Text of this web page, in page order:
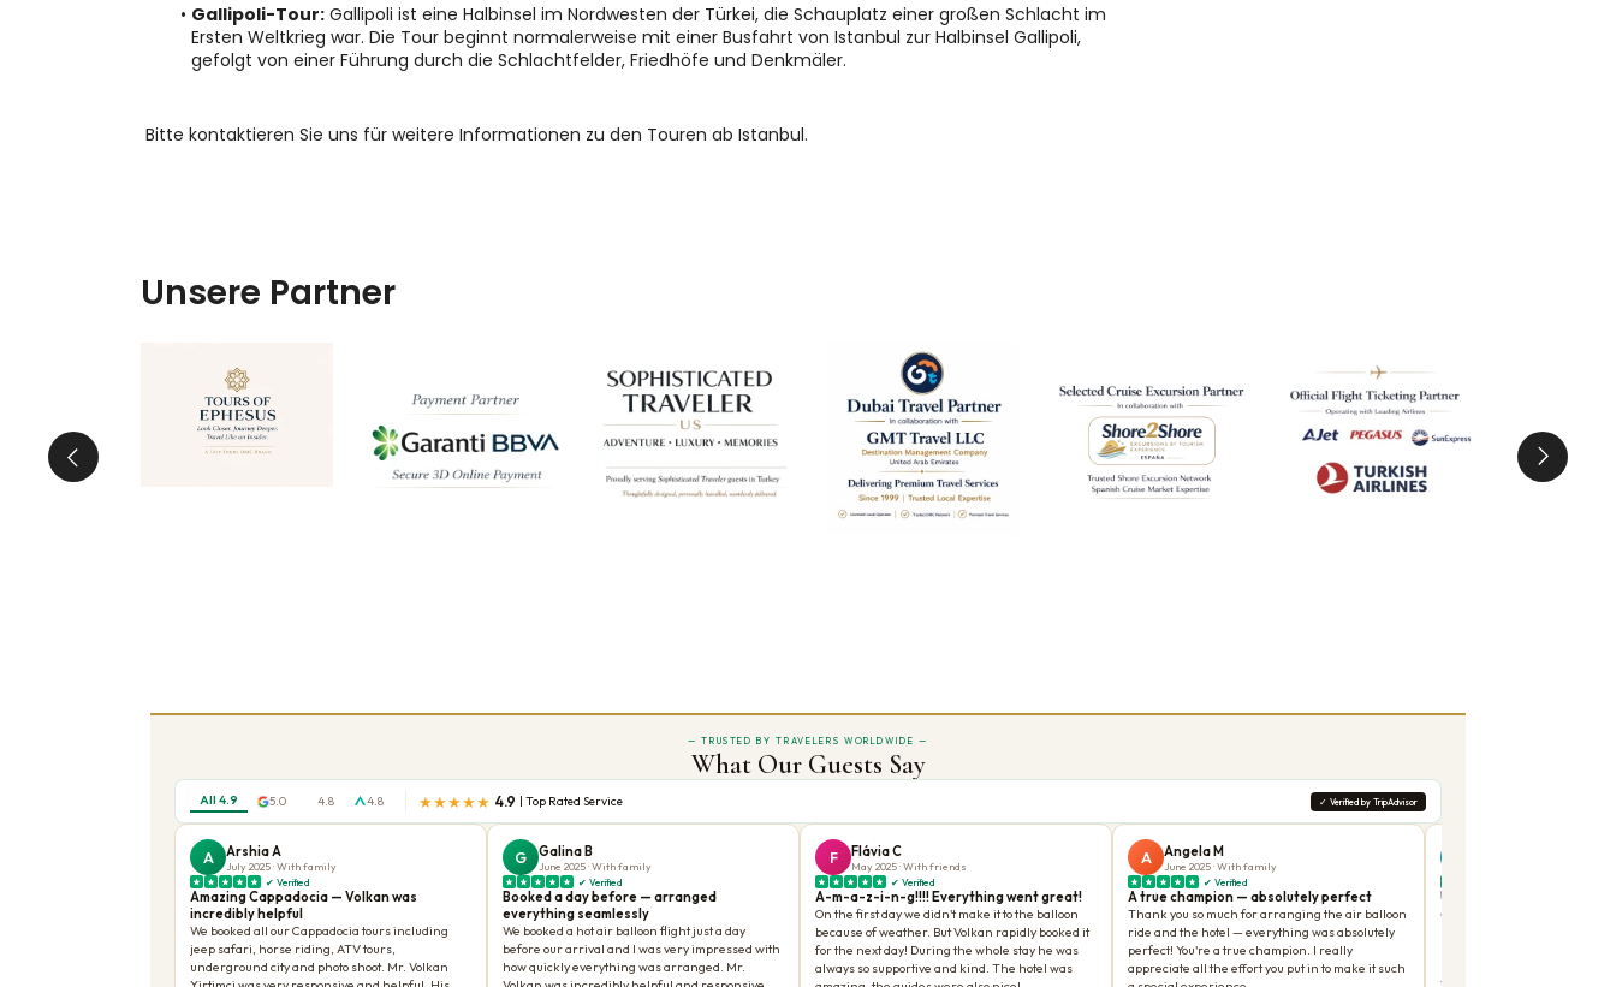
Gallipoli-Tour: Gallipoli ist eine Halbinsel im Nordwesten der Türkei, die Schauplatz einer großen Schlacht im
Ersten Weltkrieg war. Die Tour beginnt normalerweise mit einer Busfahrt von Istanbul zur Halbinsel Gallipoli,
gefolgt von einer Führung durch die Schlachtfelder, Friedhöfe und Denkmäler.
Bitte kontaktieren Sie uns für weitere Informationen zu den Touren ab Istanbul.
Unsere Partner